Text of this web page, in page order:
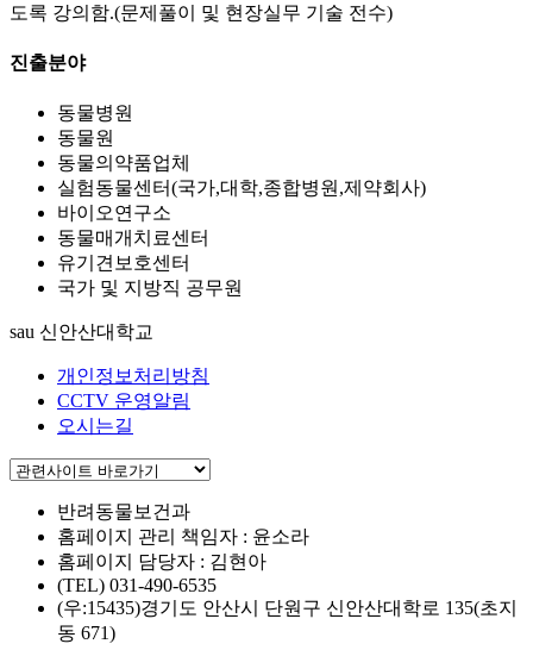
도록 강의함.(문제풀이 및 현장실무 기술 전수)
진출분야
동물병원
동물원
동물의약품업체
실험동물센터(국가,대학,종합병원,제약회사)
바이오연구소
동물매개치료센터
유기견보호센터
국가 및 지방직 공무원
sau 신안산대학교
개인정보처리방침
CCTV 운영알림
오시는길
반려동물보건과
홈페이지 관리 책임자 : 윤소라
홈페이지 담당자 : 김현아
(TEL) 031-490-6535
(우:15435)경기도 안산시 단원구 신안산대학로 135(초지
동 671)